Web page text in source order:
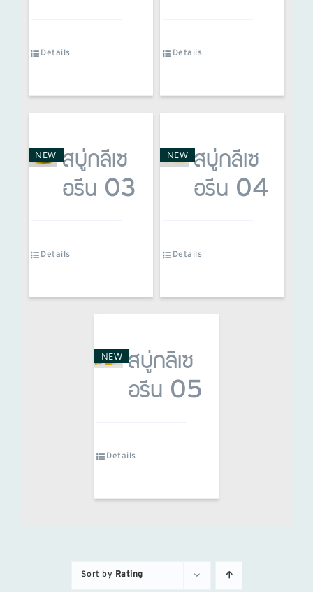
Details Details
NEW สบู่กลีเซ
อรีน 03
Details
NEW สบู่กลีเซ
อรีน 04
Details
NEW สบู่กลีเซ
อรีน 05
Details
Sort by Rating